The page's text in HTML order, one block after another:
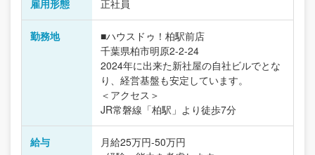
雇用形態 正社員
勤務地
■ハウスドゥ！柏駅前店
千葉県柏市明原2-2-24
2024年に出来た新社屋の自社ビルでとな
り、経営基盤も安定しています。
＜アクセス＞
JR常磐線「柏駅」より徒歩7分
給与
月給25万円-50万円